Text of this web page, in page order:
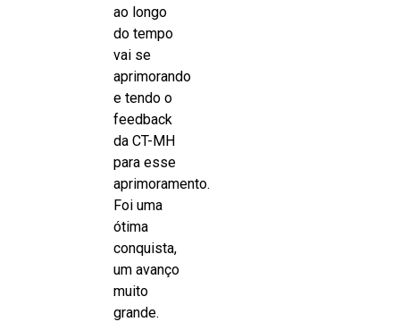
ao longo
do tempo
vai se
aprimorando
e tendo o
feedback
da CT-MH
para esse
aprimoramento.
Foi uma
ótima
conquista,
um avanço
muito
grande.